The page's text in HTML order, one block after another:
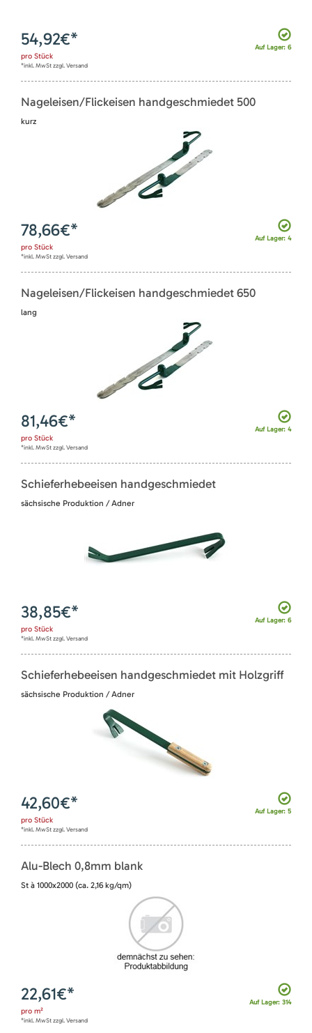
Auf Lager: 6
54,92€*
pro Stück
*inkl. MwSt zzgl. Versand
Nageleisen/Flickeisen handgeschmiedet 500
kurz
Auf Lager: 4
78,66€*
pro Stück
*inkl. MwSt zzgl. Versand
Nageleisen/Flickeisen handgeschmiedet 650
lang
Auf Lager: 4
81,46€*
pro Stück
*inkl. MwSt zzgl. Versand
Schieferhebeeisen handgeschmiedet
sächsische Produktion / Adner
Auf Lager: 6
38,85€*
pro Stück
*inkl. MwSt zzgl. Versand
Schieferhebeeisen handgeschmiedet mit Holzgriff
sächsische Produktion / Adner
Auf Lager: 5
42,60€*
pro Stück
*inkl. MwSt zzgl. Versand
Alu-Blech 0,8mm blank
St à 1000x2000 (ca. 2,16 kg/qm)
Auf Lager: 314
22,61€*
pro m²
*inkl. MwSt zzgl. Versand